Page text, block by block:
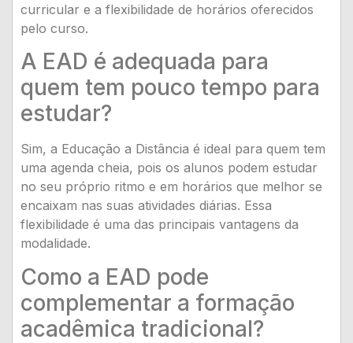
curricular e a flexibilidade de horários oferecidos
pelo curso.
A EAD é adequada para
quem tem pouco tempo para
estudar?
Sim, a Educação a Distância é ideal para quem tem
uma agenda cheia, pois os alunos podem estudar
no seu próprio ritmo e em horários que melhor se
encaixam nas suas atividades diárias. Essa
flexibilidade é uma das principais vantagens da
modalidade.
Como a EAD pode
complementar a formação
acadêmica tradicional?